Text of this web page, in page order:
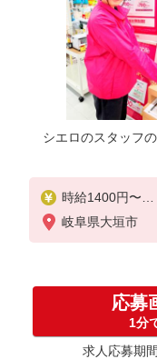
シエロのスタッフ
時給1400円〜
※残業代支給
★交通費別途支
入社祝い金10万
お友達を紹介頂
インセンティブ
岐阜県大垣市
応募
1分
求人応募期